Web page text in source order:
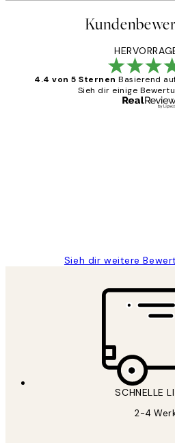
4.4 von 5 Sternen Basierend
Sieh dir einige
Sieh dir weitere
SCHNELLE
2-4